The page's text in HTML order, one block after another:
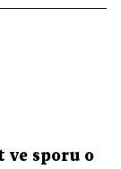
ve sporu o